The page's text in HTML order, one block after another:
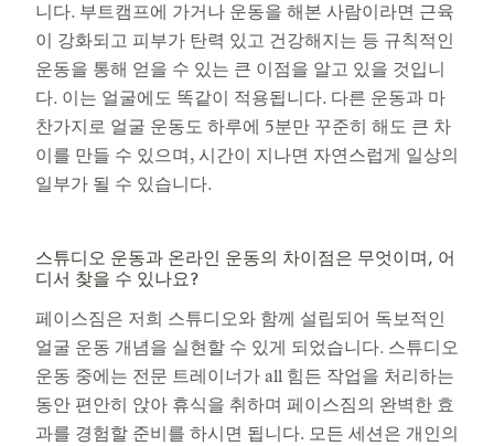
니다. 부트캠프에 가거나 운동을 해본 사람이라면 근육
이 강화되고 피부가 탄력 있고 건강해지는 등 규칙적인
운동을 통해 얻을 수 있는 큰 이점을 알고 있을 것입니
다. 이는 얼굴에도 똑같이 적용됩니다. 다른 운동과 마
찬가지로 얼굴 운동도 하루에 5분만 꾸준히 해도 큰 차
이를 만들 수 있으며, 시간이 지나면 자연스럽게 일상의
일부가 될 수 있습니다.
스튜디오 운동과 온라인 운동의 차이점은 무엇이며, 어
디서 찾을 수 있나요?
페이스짐은 저희 스튜디오와 함께 설립되어 독보적인
얼굴 운동 개념을 실현할 수 있게 되었습니다. 스튜디오
운동 중에는 전문 트레이너가 all 힘든 작업을 처리하는
동안 편안히 앉아 휴식을 취하며 페이스짐의 완벽한 효
과를 경험할 준비를 하시면 됩니다. 모든 세션은 개인의